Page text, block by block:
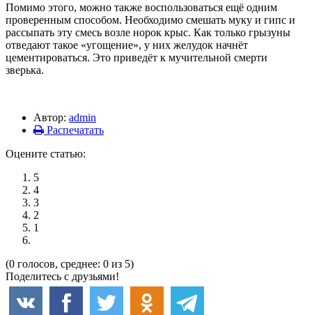
Помимо этого, можно также воспользоваться ещё одним
проверенным способом. Необходимо смешать муку и гипс и
рассыпать эту смесь возле норок крыс. Как только грызуны
отведают такое «угощение», у них желудок начнёт
цементироваться. Это приведёт к мучительной смерти
зверька.
Автор: admin
Распечатать
Оцените статью:
5
4
3
2
1
(0 голосов, среднее: 0 из 5)
Поделитесь с друзьями!